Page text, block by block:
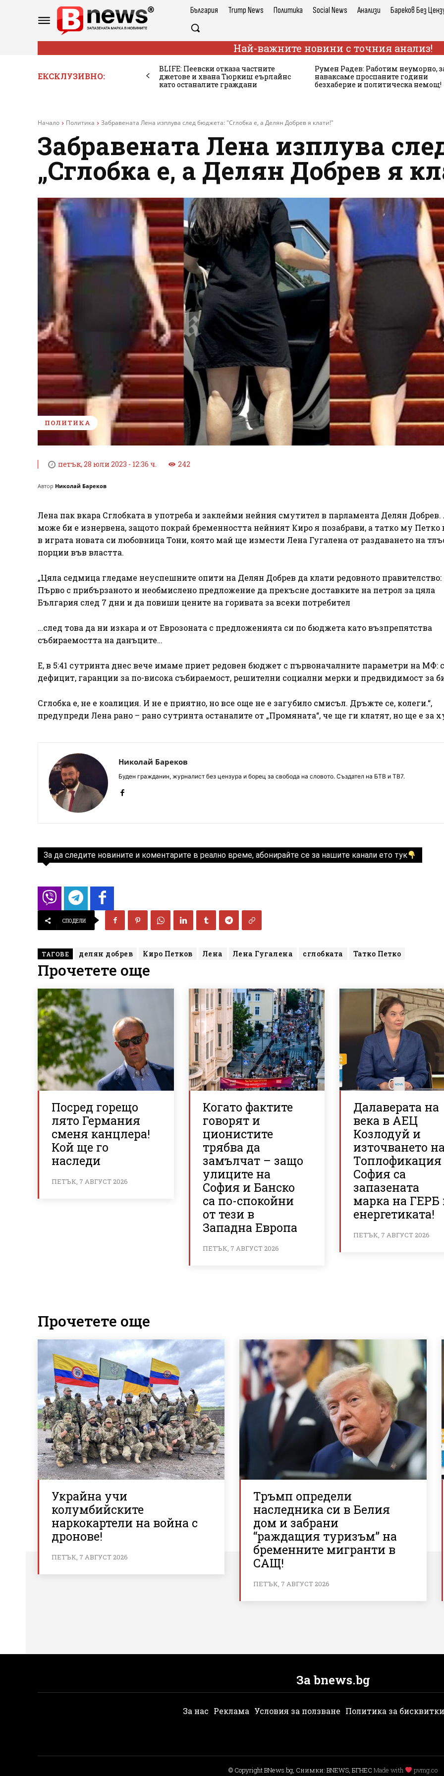
България Trump News Политика Social News Анализи Бареков Без
Най-важните новини с точния анализ!
ЕКСКЛУЗИВНО:
BLIFE: Пеевски отказа частните
джетове и хвана Тюркиш еърлайнс
като останалите граждани
Румен Радев: Работим неуморно,
наваксаме проспаните години
безхаберие и политическа немощ!
Начало Политика Забравената Лена изплува след бюджета: "Сглобка е, а Делян Добрев я клати!"
Забравената Лена изплува
„Сглобка е, а Делян Добрев я
ПОЛИТИКА
петък, 28 юли 2023 - 12:36 ч. 242
Автор Николай Бареков
Лена пак вкара Сглобката в употреба и заклейми нейния смутител в парламента Делян Добрев.
може би е изнервена, защото покрай бременността нейният Киро я позабрави, а татко му Петко
в играта новата си любовница Тони, която май ще измести Лена Гугалена от раздаването на
порции във властта.
„Цяла седмица гледаме неуспешните опити на Делян Добрев да клати редовното правителство:
Първо с прибързаното и необмислено предложение да прекъсне доставките на петрол за цяла
България след 7 дни и да повиши цените на горивата за всеки потребител
…след това да ни изкара и от Еврозоната с предложенията си по бюджета като възпрепятства
събираемостта на данъците…
Е, в 5:41 сутринта днес вече имаме приет редовен бюджет с първоначалните параметри на МФ: с
дефицит, гаранции за по-висока събираемост, решителни социални мерки и предвидимост за
Сглобка е, не е коалиция. И не е приятно, но все още не е загубило смисъл. Дръжте се, колеги.“,
предупреди Лена рано – рано сутринта останалите от „Промяната“, че ще ги клатят, но ще е за
Николай Бареков
Буден гражданин, журналист без цензура и борец за свобода на словото. Създател на БТВ и ТВ7.
За да следите новините и коментарите в реално време, абонирайте се за нашите канали ето тук
СПОДЕЛИ
ТАГОВЕ делян добрев Киро Петков Лена Лена Гугалена сглобката Татко Петко
Прочетете още
Посред горещо
лято Германия
сменя канцлера!
Кой ще го
наследи
ПЕТЪК, 7 АВГУСТ 2026
Когато фактите
говорят и
ционистите
трябва да
замълчат – защо
улиците на
София и Банско
са по-спокойни
от тези в
Западна Европа
ПЕТЪК, 7 АВГУСТ 2026
Далаверата на
века в АЕЦ
Козлодуй и
източването на
Топлофикация
София са
запазената
марка на ГЕРБ
енергетиката!
ПЕТЪК, 7 АВГУСТ 2026
Прочетете още
Украйна учи
колумбийските
наркокартели на война с
дронове!
ПЕТЪК, 7 АВГУСТ 2026
Тръмп определи
наследника си в Белия
дом и забрани
“раждащия туризъм” на
бременните мигранти в
САЩ!
ПЕТЪК, 7 АВГУСТ 2026
За bnews.bg
За нас Реклама Условия за ползване Политика за бисквитки
© Copyright BNews.bg, Снимки: BNEWS, БГНЕСМade with pvmg.co